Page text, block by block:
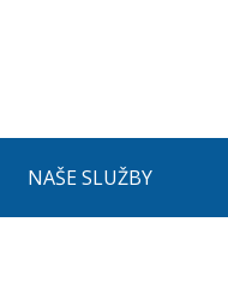
NAŠE SLUŽBY